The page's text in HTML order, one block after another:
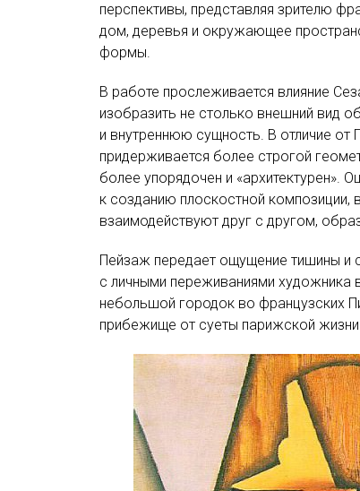
перспективы, представляя зрителю
дом, деревья и окружающее
формы.
В работе прослеживается влияние
изобразить не столько внешний вид
и внутреннюю сущность. В отличие от
придерживается более строгой
более упорядочен и «архитектурен».
к созданию плоскостной композиции,
взаимодействуют друг с другом,
Пейзаж передает ощущение тишины и
с личными переживаниями художника
небольшой городок во французских
прибежище от суеты парижской